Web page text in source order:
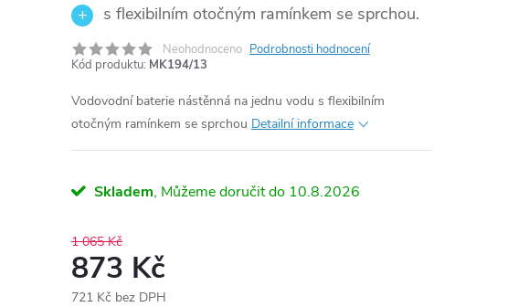
s flexibilním otočným ramínkem se sprchou.
Neohodnoceno Podrobnosti hodnocení
Kód produktu: MK194/13
Vodovodní baterie nástěnná na jednu vodu s flexibilním
otočným ramínkem se sprchou Detailní informace
Skladem 10.8.2026
1 065 Kč
873 Kč
721 Kč bez DPH